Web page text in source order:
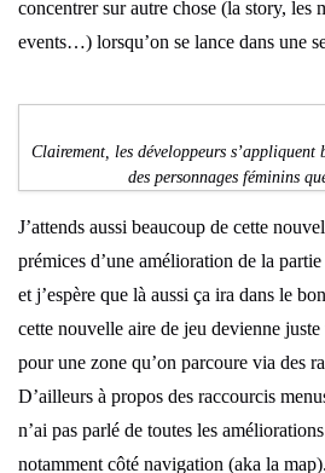
concentrer sur autre chose (la story, les
events…) lorsqu’on se lance dans une
Clairement, les développeurs s’appliquent
des personnages féminins
J’attends aussi beaucoup de cette
prémices d’une amélioration de la
et j’espère que là aussi ça ira dans le
cette nouvelle aire de jeu devienne
pour une zone qu’on parcoure via des
D’ailleurs à propos des raccourcis
n’ai pas parlé de toutes les
notamment côté navigation (aka la